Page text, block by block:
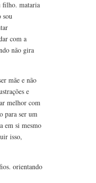
filho. mataria
sou
com a
não gira
mãe e não
e
melhor com
para ser um
em si mesmo
isso,
orientando